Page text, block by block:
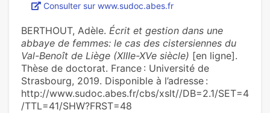
Consulter sur www.sudoc.abes.fr
BERTHOUT, Adèle. Écrit et gestion dans une
abbaye de femmes: le cas des cistersiennes du
Val-Benoît de Liège (XIIIe-XVe siècle) [en ligne].
Thèse de doctorat. France : Université de
Strasbourg, 2019. Disponible à l’adresse :
http://www.sudoc.abes.fr/cbs/xslt//DB=2.1/SET=4
/TTL=41/SHW?FRST=48